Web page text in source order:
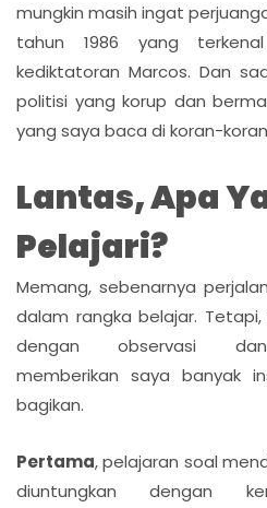
mungkin masih ingat
tahun 1986 yang
kediktatoran Marcos. Dan
politisi yang korup dan
yang saya baca di koran-
Lantas, Apa
Pelajari?
Memang, sebenarnya
dalam rangka belajar.
dengan observasi dan
memberikan saya banyak
bagikan.
Pertama, pelajaran soal
diuntungkan dengan